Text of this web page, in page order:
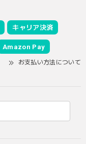
キャリア決済
Amazon Pay
お支払い方法について